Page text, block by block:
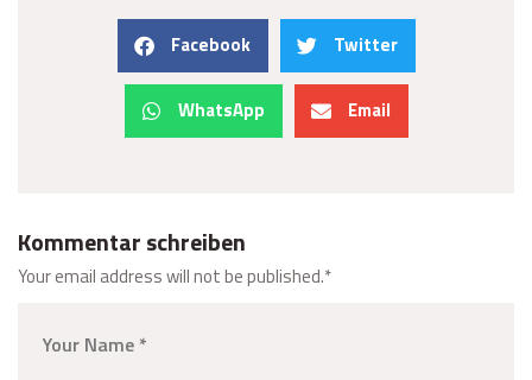
Facebook Twitter
WhatsApp Email
Kommentar schreiben
Your email address will not be published.*